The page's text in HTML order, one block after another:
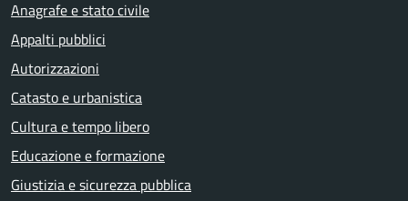
Anagrafe e stato civile
Appalti pubblici
Autorizzazioni
Catasto e urbanistica
Cultura e tempo libero
Educazione e formazione
Giustizia e sicurezza pubblica